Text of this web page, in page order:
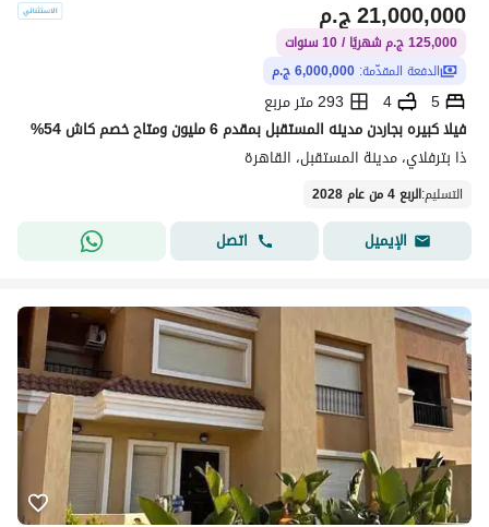
الربع 4 من عام 2028
مشروع متعدد الاستخدامات يجمع بين الأحياء الفاخرة والمناطق
التجارية. يهدف تصميم هذا المشروع إلى تلبية كافة احتياجات
رواده في مكان واحد، من أعلى مستويات الراحة في أفضل المواقع
إلى خيارات التسوق والترفيه المتنوعة.
إقرأ المزيد
تفاصيل العقار
ج.م21,000,000
125,000 ج.م شهريًا / 10 سنوات
الدفعة المقدّمة: 6,000,000 ج.م
5
4
293 متر مربع
فيلا كبيره بجاردن مدينه المستقبل بمقدم 6 مليون ومتاح خصم كاش 54%
ذا بترفلاي، مدينة المستقبل، القاهرة
التسليم:الربع 4 من عام 2028
الإيميل اتصل